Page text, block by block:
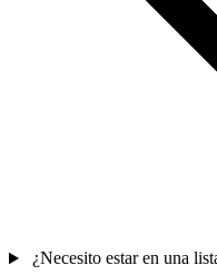
¿Necesito estar en una